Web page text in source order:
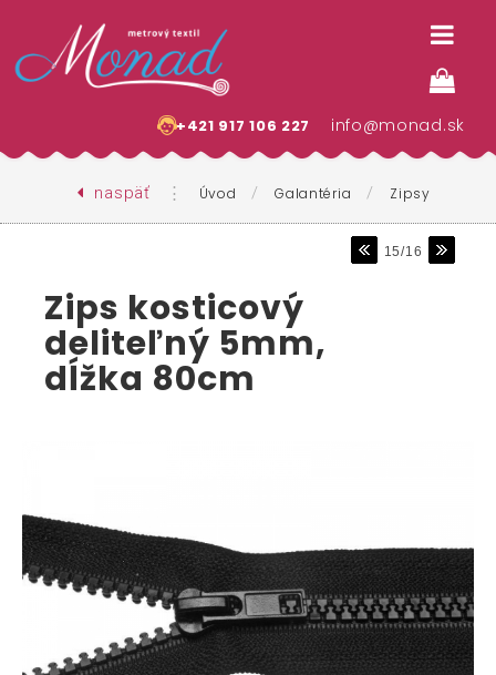
+421 917 106 227 info@monad.sk
naspäť ⋮ Úvod / Galantéria / Zipsy
15/16
Zips kosticový
deliteľný 5mm,
dĺžka 80cm